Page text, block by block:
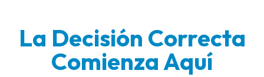
La Decisión Correcta
Comienza Aquí